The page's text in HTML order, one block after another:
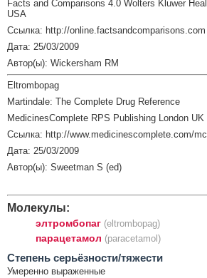
Facts and Comparisons 4.0 Wolters Kluwer
USA
Ссылка: http://online.factsandcomparisons.com
Дата: 25/03/2009
Автор(ы): Wickersham RM
Eltrombopag
Martindale: The Complete Drug Reference
MedicinesComplete RPS Publishing London UK
Ссылка: http://www.medicinescomplete.com/mc
Дата: 25/03/2009
Автор(ы): Sweetman S (ed)
Молекулы:
элтромбопаг (eltrombopag)
парацетамол (paracetamol)
Cтепень серьёзности/тяжести
Умеренно выраженные